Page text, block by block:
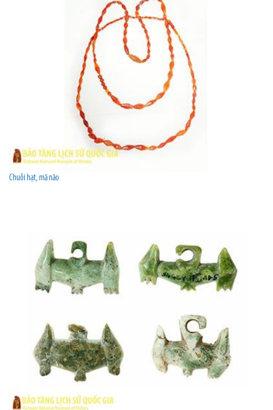
Chuỗi hạt, mã não